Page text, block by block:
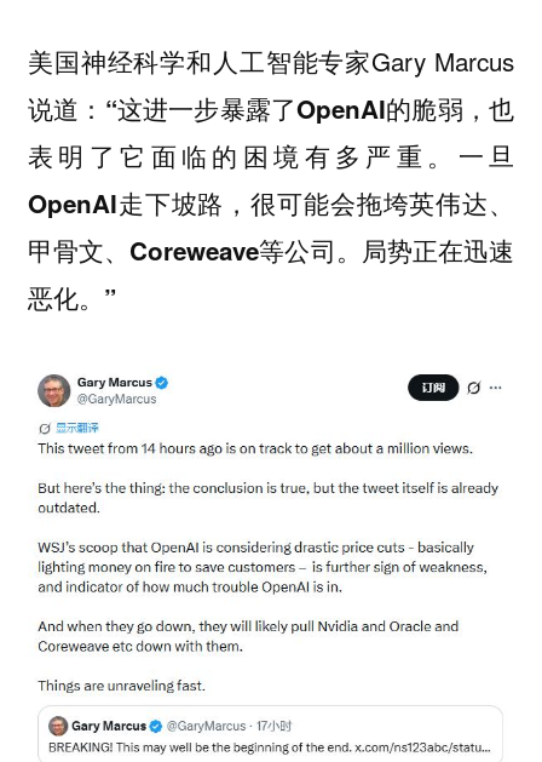
美国神经科学和人工智能专家Gary Marcus
说道： “这进一步暴露了OpenAI的脆弱，也
表明了它面临的困境有多严重。一旦
OpenAI走下坡路，很可能会拖垮英伟达、
甲骨文、Coreweave等公司。局势正在迅速
恶化。”